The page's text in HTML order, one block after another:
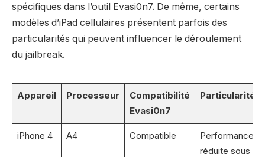
spécifiques dans l’outil Evasi0n7. De même, certains
modèles d’iPad cellulaires présentent parfois des
particularités qui peuvent influencer le déroulement
du jailbreak.
Appareil Processeur
Compatibilité
Evasi0n7
Particularités
iPhone 4 A4 Compatible
Performance
réduite sous